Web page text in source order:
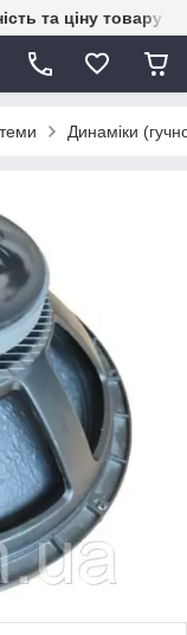
та ціну товару
Динаміки